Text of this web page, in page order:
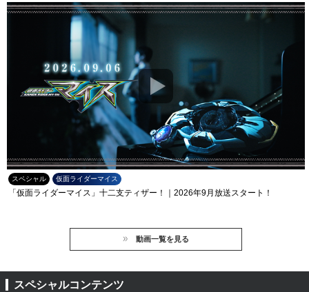
スペシャル 仮面ライダーマイス
「仮面ライダーマイス」十二支ティザー！｜2026年9月放送スタート！
動画一覧を見る
スペシャルコンテンツ